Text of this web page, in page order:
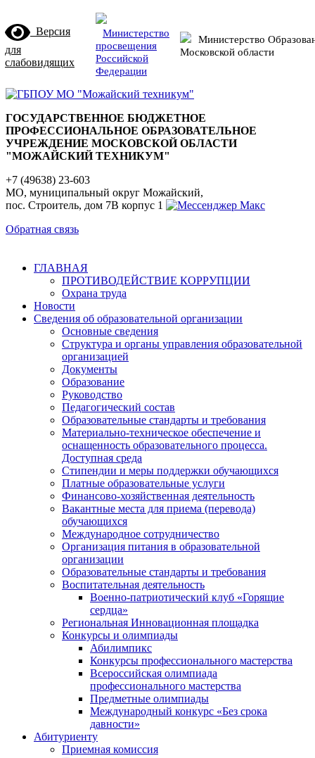
Версия
для
слабовидящих
Министерство
просвещения
Российской
Федерации
Министерство
Московской области
ГОСУДАРСТВЕННОЕ БЮДЖЕТНОЕ
ПРОФЕССИОНАЛЬНОЕ ОБРАЗОВАТЕЛЬНОЕ
УЧРЕЖДЕНИЕ МОСКОВСКОЙ ОБЛАСТИ
"МОЖАЙСКИЙ ТЕХНИКУМ"
+7 (49638) 23-603
МО, муниципальный округ Можайский,
пос. Строитель, дом 7В корпус 1
Обратная связь
ГЛАВНАЯ
ПРОТИВОДЕЙСТВИЕ КОРРУПЦИИ
Охрана труда
Новости
Сведения об образовательной организации
Основные сведения
Структура и органы управления образовательной
организацией
Документы
Образование
Руководство
Педагогический состав
Образовательные стандарты и требования
Материально-техническое обеспечение и
оснащенность образовательного процесса.
Доступная среда
Стипендии и меры поддержки обучающихся
Платные образовательные услуги
Финансово-хозяйственная деятельность
Вакантные места для приема (перевода)
обучающихся
Международное сотрудничество
Организация питания в образовательной
организации
Образовательные стандарты и требования
Воспитательная деятельность
Военно-патриотический клуб «Горящие
сердца»
Региональная Инновационная площадка
Конкурсы и олимпиады
Абилимпикс
Конкурсы профессионального мастерства
Всероссийская олимпиада
профессионального мастерства
Предметные олимпиады
Международный конкурс «Без срока
давности»
Абитуриенту
Приемная комиссия